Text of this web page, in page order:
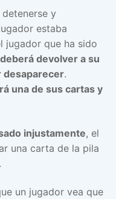
y
estaba
jugador que ha sido
deberá devolver a su
desaparecer.
una de sus cartas y
injustamente, el
una carta de la pila
un jugador vea que